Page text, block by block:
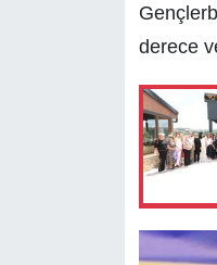
derece